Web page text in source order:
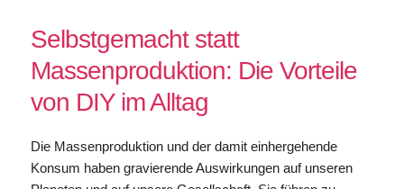
Selbstgemacht statt
Massenproduktion: Die Vorteile
von DIY im Alltag
Die Massenproduktion und der damit einhergehende
Konsum haben gravierende Auswirkungen auf unseren